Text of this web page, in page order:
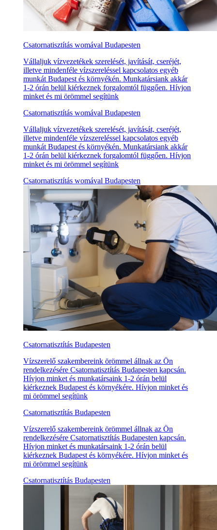
Csatornatisztítás womával Budapesten
Vállaljuk vízvezetékek szerelését, javítását, cseréjét,
illetve mindenféle vízszereléssel kapcsolatos egyéb
munkát Budapest és környékén. Munkatársiank akkár
1-2 órán belül kiérkeznek forgalomtól függően. Hívjon
minket és mi örömmel segítünk
Csatornatisztítás womával Budapesten
Vállaljuk vízvezetékek szerelését, javítását, cseréjét,
illetve mindenféle vízszereléssel kapcsolatos egyéb
munkát Budapest és környékén. Munkatársiank akkár
1-2 órán belül kiérkeznek forgalomtól függően. Hívjon
minket és mi örömmel segítünk
Csatornatisztítás womával Budapesten
Csatornatisztítás Budapesten
Vízszerelő szakembereink örömmel állnak az Ön
rendelkezésére Csatornatisztítás Budapesten kapcsán.
Hívjon minket és munkatársaink 1-2 órán belül
kiérkeznek Budapest és környékére. Hívjon minket és
mi örömmel segítünk
Csatornatisztítás Budapesten
Vízszerelő szakembereink örömmel állnak az Ön
rendelkezésére Csatornatisztítás Budapesten kapcsán.
Hívjon minket és munkatársaink 1-2 órán belül
kiérkeznek Budapest és környékére. Hívjon minket és
mi örömmel segítünk
Csatornatisztítás Budapesten